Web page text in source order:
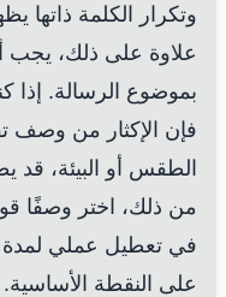
وتكرار الكلمة ذاتها
علاوة على ذلك، يجب
بموضوع الرسالة.
فإن الإكثار من وصف
الطقس أو البيئة،
من ذلك، اختر وصفًا
في تعطيل عملي لمدة
على النقطة